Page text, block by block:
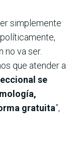
simplemente
no va ser.
que atender a
se
gratuita”,